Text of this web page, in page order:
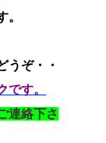
。
うぞ・・
です。
連絡下さ